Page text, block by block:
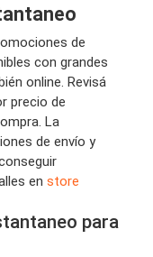
de
con grandes
online. Revisá
precio de
La
de envío y
en store
para